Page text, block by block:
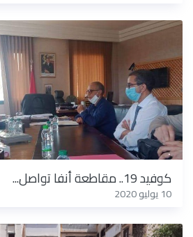
كوفيد 19.. مقاطعة أنفا تواصل...
10 يوليو 2020